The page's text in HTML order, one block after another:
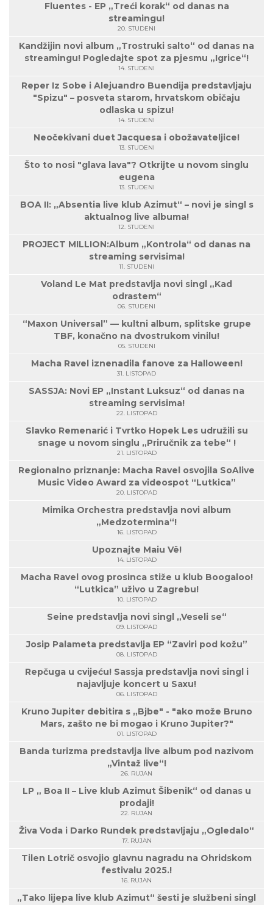
Fluentes - EP „Treći korak“ od danas na
streamingu!
20. STUDENI
Kandžijin novi album „Trostruki salto“ od danas na
streamingu! Pogledajte spot za pjesmu „Igrice“!
14. STUDENI
Reper Iz Sobe i Alejuandro Buendija predstavljaju
"Spizu" – posveta starom, hrvatskom običaju
odlaska u spizu!
14. STUDENI
Neočekivani duet Jacquesa i obožavateljice!
13. STUDENI
Što to nosi "glava lava"? Otkrijte u novom singlu
eugena
13. STUDENI
BOA II: „Absentia live klub Azimut“ – novi je singl s
aktualnog live albuma!
12. STUDENI
PROJECT MILLION:Album „Kontrola“ od danas na
streaming servisima!
11. STUDENI
Voland Le Mat predstavlja novi singl „Kad
odrastem“
06. STUDENI
“Maxon Universal” — kultni album, splitske grupe
TBF, konačno na dvostrukom vinilu!
05. STUDENI
Macha Ravel iznenadila fanove za Halloween!
31. LISTOPAD
SASSJA: Novi EP „Instant Luksuz“ od danas na
streaming servisima!
22. LISTOPAD
Slavko Remenarić i Tvrtko Hopek Les udružili su
snage u novom singlu „Priručnik za tebe“ !
21. LISTOPAD
Regionalno priznanje: Macha Ravel osvojila SoAlive
Music Video Award za videospot “Lutkica”
20. LISTOPAD
Mimika Orchestra predstavlja novi album
„Medzotermina“!
16. LISTOPAD
Upoznajte Maiu Vë!
14. LISTOPAD
Macha Ravel ovog prosinca stiže u klub Boogaloo!
“Lutkica” uživo u Zagrebu!
10. LISTOPAD
Seine predstavlja novi singl „Veseli se“
09. LISTOPAD
Josip Palameta predstavlja EP “Zaviri pod kožu”
08. LISTOPAD
Repčuga u cvijeću! Sassja predstavlja novi singl i
najavljuje koncert u Saxu!
06. LISTOPAD
Kruno Jupiter debitira s „Bjbe" - "ako može Bruno
Mars, zašto ne bi mogao i Kruno Jupiter?"
01. LISTOPAD
Banda turizma predstavlja live album pod nazivom
„Vintaž live“!
26. RUJAN
LP „ Boa II – Live klub Azimut Šibenik“ od danas u
prodaji!
22. RUJAN
Živa Voda i Darko Rundek predstavljaju „Ogledalo“
17. RUJAN
Tilen Lotrič osvojio glavnu nagradu na Ohridskom
festivalu 2025.!
16. RUJAN
„Tako lijepa live klub Azimut“ šesti je službeni singl